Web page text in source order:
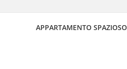
APPARTAMENTO